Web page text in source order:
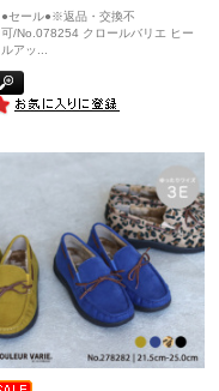
●セール●※返品・交換不
可/No.078254 クロールバリエ ヒー
ルアッ